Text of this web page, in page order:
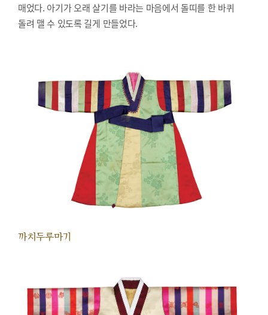
매었다. 아기가 오래 살기를 바라는 마음에서 돌띠를 한 바퀴
돌려 맬 수 있도록 길게 만들었다.
까치두루마기